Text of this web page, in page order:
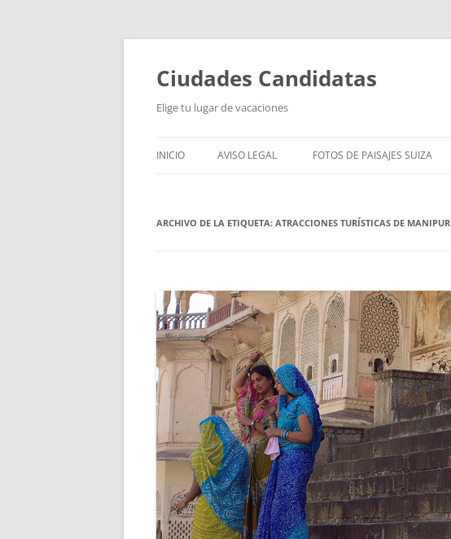
Saltar
contenido
Ciudades Candidatas
Elige tu lugar de vacaciones
INICIO AVISO LEGAL FOTOS DE PAISAJES SUIZA
ARCHIVO DE LA ETIQUETA: ATRACCIONES TURÍSTICAS DE MANIPUR